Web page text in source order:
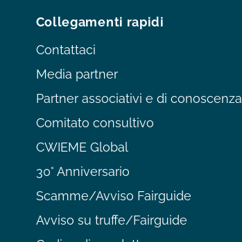
Collegamenti rapidi
Contattaci
Media partner
Partner associativi e di conoscenza
Comitato consultivo
CWIEME Global
30° Anniversario
Scamme/Avviso Fairguide
Avviso su truffe/Fairguide